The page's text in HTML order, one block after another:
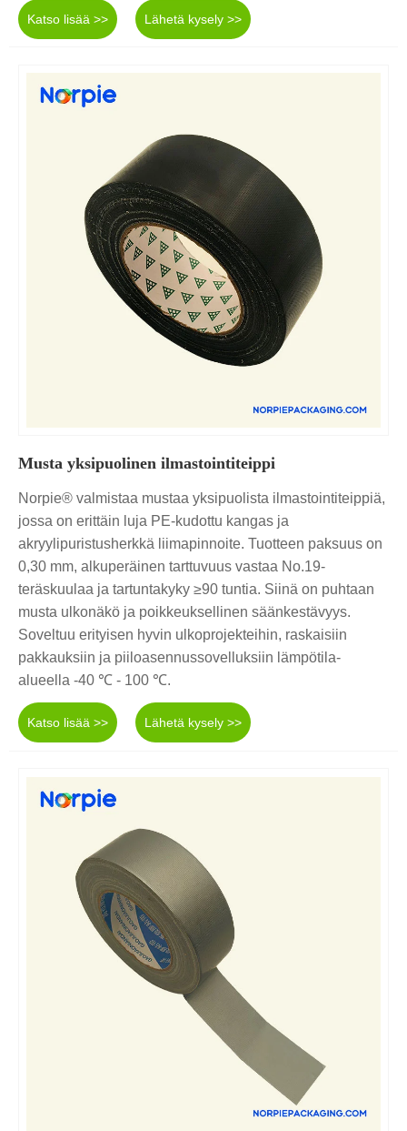
Katso lisää >> Lähetä kysely >>
Musta yksipuolinen ilmastointiteippi
Norpie® valmistaa mustaa yksipuolista ilmastointiteippiä,
jossa on erittäin luja PE-kudottu kangas ja
akryylipuristusherkkä liimapinnoite. Tuotteen paksuus on
0,30 mm, alkuperäinen tarttuvuus vastaa No.19-
teräskuulaa ja tartuntakyky ≥90 tuntia. Siinä on puhtaan
musta ulkonäkö ja poikkeuksellinen säänkestävyys.
Soveltuu erityisen hyvin ulkoprojekteihin, raskaisiin
pakkauksiin ja piiloasennussovelluksiin lämpötila-
alueella -40 ℃ - 100 ℃.
Katso lisää >> Lähetä kysely >>